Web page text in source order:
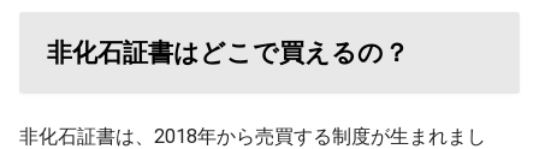
非化石証書はどこで買えるの？
非化石証書は、2018年から売買する制度が生まれまし